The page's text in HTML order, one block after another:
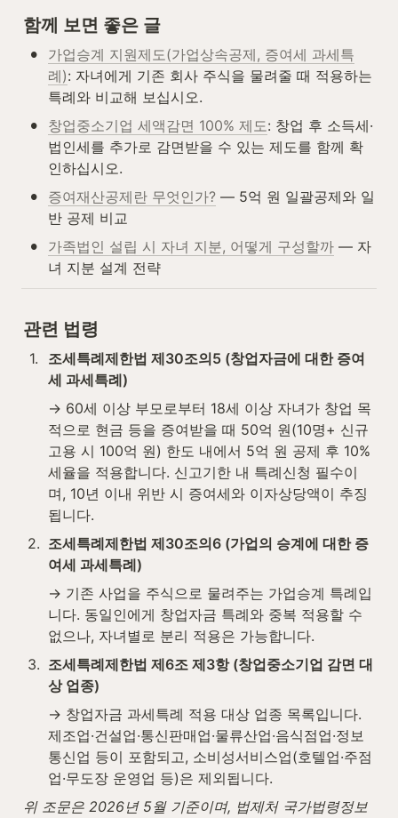
함께 보면 좋은 글
•
가업승계 지원제도(가업상속공제, 증여세 과세특
례): 자녀에게 기존 회사 주식을 물려줄 때 적용하는
특례와 비교해 보십시오.
• 창업중소기업 세액감면 100% 제도: 창업 후 소득세·
법인세를 추가로 감면받을 수 있는 제도를 함께 확
인하십시오.
• 증여재산공제란 무엇인가? — 5억 원 일괄공제와 일
반 공제 비교
• 가족법인 설립 시 자녀 지분, 어떻게 구성할까 — 자
녀 지분 설계 전략
관련 법령
1.
조세특례제한법 제30조의5 (창업자금에 대한 증여
세 과세특례)
→ 60세 이상 부모로부터 18세 이상 자녀가 창업 목
적으로 현금 등을 증여받을 때 50억 원(10명+ 신규
고용 시 100억 원) 한도 내에서 5억 원 공제 후 10%
세율을 적용합니다. 신고기한 내 특례신청 필수이
며, 10년 이내 위반 시 증여세와 이자상당액이 추징
됩니다.
2. 조세특례제한법 제30조의6 (가업의 승계에 대한 증
여세 과세특례)
→ 기존 사업을 주식으로 물려주는 가업승계 특례입
니다. 동일인에게 창업자금 특례와 중복 적용할 수
없으나, 자녀별로 분리 적용은 가능합니다.
3. 조세특례제한법 제6조 제3항 (창업중소기업 감면 대
상 업종)
→ 창업자금 과세특례 적용 대상 업종 목록입니다.
제조업·건설업·통신판매업·물류산업·음식점업·정보
통신업 등이 포함되고, 소비성서비스업(호텔업·주점
업·무도장 운영업 등)은 제외됩니다.
위 조문은 2026년 5월 기준이며, 법제처 국가법령정보